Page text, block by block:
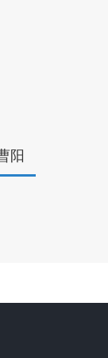
阳